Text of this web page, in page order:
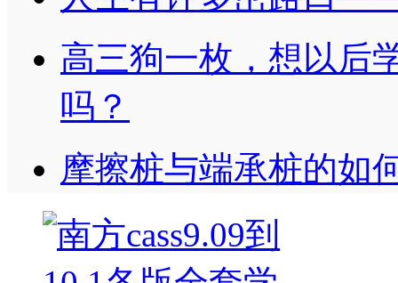
高三狗一枚，想以后
吗？
摩擦桩与端承桩的如